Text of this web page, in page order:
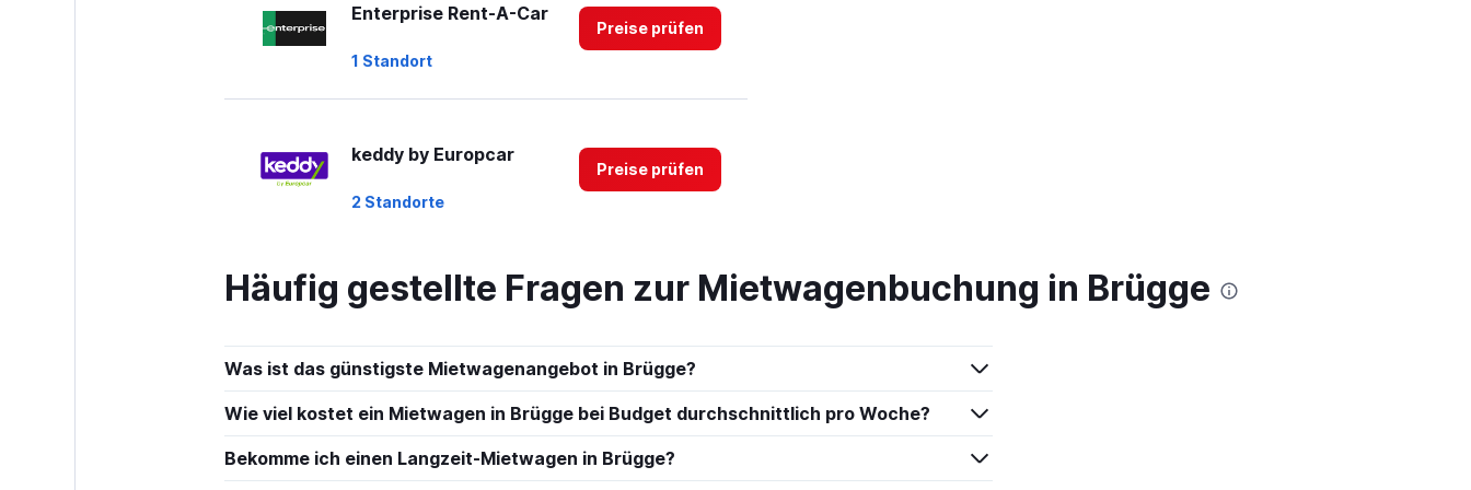
Enterprise Rent-A-Car
1 Standort
Preise prüfen
keddy by Europcar
2 Standorte
Preise prüfen
Europcar
1 Standort
Thrifty
1 Standort
Preise prüfen
Häufig gestellte Fragen zur Mietwagenbuchung in Brügge
Was ist das günstigste Mietwagenangebot in Brügge?
Wie viel kostet ein Mietwagen in Brügge bei Budget durchschnittlich pro Woche?
Bekomme ich einen Langzeit-Mietwagen in Brügge?